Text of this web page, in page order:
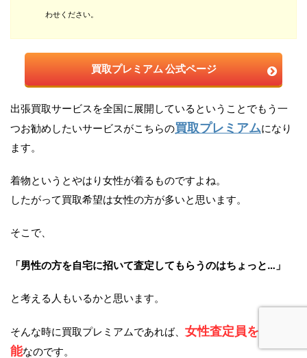
わせください。
買取プレミアム 公式ページ
出張買取サービスを全国に展開しているということでもう一
つお勧めしたいサービスがこちらの買取プレミアムになり
ます。
着物というとやはり女性が着るものですよね。
したがって買取希望は女性の方が多いと思います。
そこで、
「男性の方を自宅に招いて査定してもらうのはちょっと…」
と考える人もいるかと思います。
そんな時に買取プレミアムであれば、 女性査定員を指名可
能なのです。